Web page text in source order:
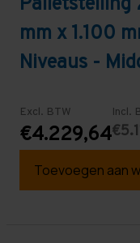
mm x 1.100
Niveaus -
Excl. BTW
€4.229,64
Incl.
Toevoegen aan